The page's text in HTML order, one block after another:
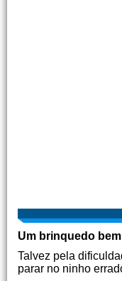
Um brinquedo
Talvez pela
parar no ninho